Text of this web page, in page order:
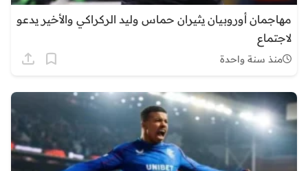
مهاجمان أوروبيان يثيران حماس وليد الركراكي والأخير يدعو
لاجتماع
منذ سنة واحدة